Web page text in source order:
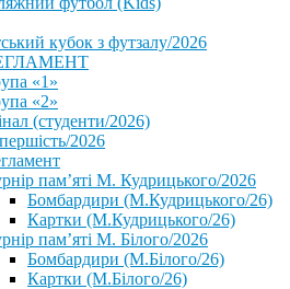
кубок з футзалу/2026
«1»
«2»
(студенти/2026)
2026⁩
пам’яті М. Кудрицького/2026
Бомбардири (М.Кудрицького/26)
Картки (М.Кудрицького/26)
пам’яті М. Білого/2026
Бомбардири (М.Білого/26)
Картки (М.Білого/26)